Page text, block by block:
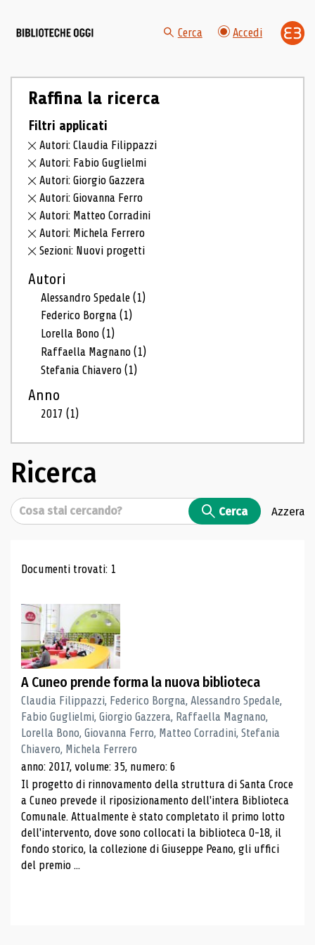
Cerca Accedi
Raffina la ricerca
Filtri applicati
Autori: Claudia Filippazzi
Autori: Fabio Guglielmi
Autori: Giorgio Gazzera
Autori: Giovanna Ferro
Autori: Matteo Corradini
Autori: Michela Ferrero
Sezioni: Nuovi progetti
Autori
Alessandro Spedale(1)
Federico Borgna(1)
Lorella Bono(1)
Raffaella Magnano(1)
Stefania Chiavero(1)
Anno
2017(1)
Ricerca
Cerca Cerca Azzera
Risultati di ricerca
Documenti trovati: 1
A Cuneo prende forma la nuova biblioteca
Claudia Filippazzi, Federico Borgna, Alessandro Spedale,
Fabio Guglielmi, Giorgio Gazzera, Raffaella Magnano,
Lorella Bono, Giovanna Ferro, Matteo Corradini, Stefania
Chiavero, Michela Ferrero
anno: 2017, volume: 35, numero: 6
Il progetto di rinnovamento della struttura di Santa Croce
a Cuneo prevede il riposizionamento dell'intera Biblioteca
Comunale. Attualmente è stato completato il primo lotto
dell'intervento, dove sono collocati la biblioteca 0-18, il
fondo storico, la collezione di Giuseppe Peano, gli uffici
del premio ...